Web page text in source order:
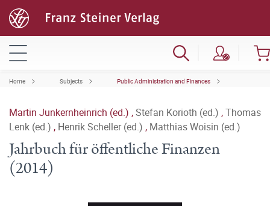
Home Subjects Public Administration and Finances
Martin Junkernheinrich (ed.) ,Stefan Korioth (ed.) ,Thomas
Lenk (ed.) , Henrik Scheller (ed.) , Matthias Woisin (ed.)
Jahrbuch für öffentliche Finanzen
(2014)